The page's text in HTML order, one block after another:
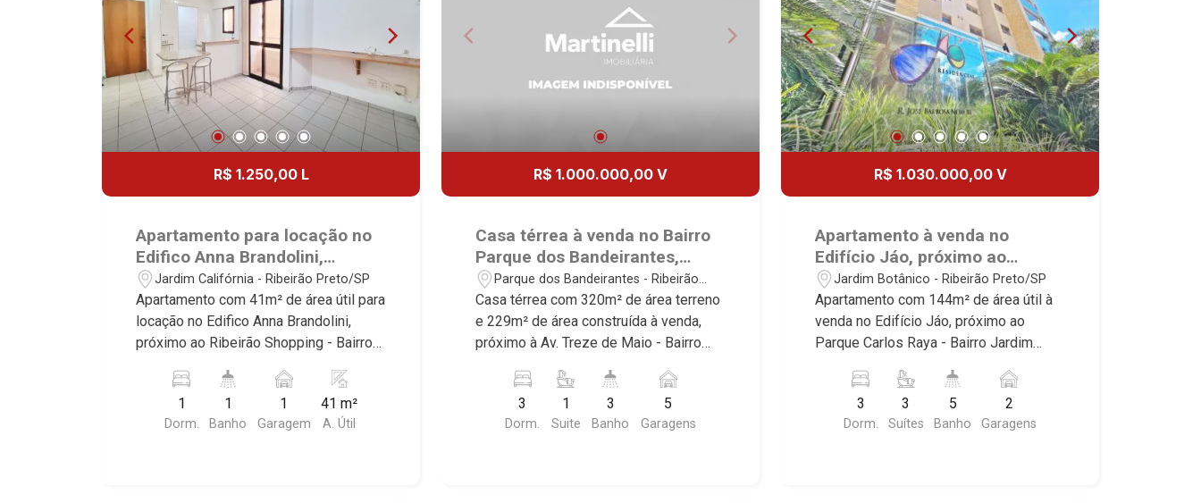
R$ 1.250,00 L
Apartamento para locação no
Edifico Anna Brandolini,
próximo ao Ribeirão Shopping -
Ribeirão Preto/SP.
Jardim Califórnia - Ribeirão Preto/SP
Apartamento com 41m² de área útil para
locação no Edifico Anna Brandolini,
próximo ao Ribeirão Shopping - Bairro
Conheça as características deste
imóvel que a Martinelli Imobiliária
selecionou para você: - 41m² de área
1
Dorm.
1
Banho
1
Garagem
41 m²
A. Útil
R$ 1.000.000,00 V
Casa térrea à venda no Bairro
Parque dos Bandeirantes,
próximo à Av. Treze de Maio -
Ribeirão Preto/SP.
Parque dos Bandeirantes - Ribeirão
Preto/SP
Casa térrea com 320m² de área terreno
e 229m² de área construída à venda,
próximo à Av. Treze de Maio - Bairro
Preto/SP. Conheça as características
deste imóvel que a Martinelli
Imobiliária selecionou para você: -
3
Dorm.
1
Suite
3
Banho
5
Garagens
R$ 1.030.000,00 V
Apartamento à venda no
Edifício Jáo, próximo ao
Parque Carlos Raya - Ribeirão
Preto/SP.
Jardim Botânico - Ribeirão Preto/SP
Apartamento com 144m² de área útil à
venda no Edifício Jáo, próximo ao
Parque Carlos Raya - Bairro Jardim
as características deste imóvel que a
Martinelli Imobiliária selecionou para
você: - 144m² de área útil - 3 suítes
3
Dorm.
3
Suítes
5
Banho
2
Garagens